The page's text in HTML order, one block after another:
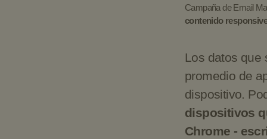
Campaña de Email
contenido
Los datos que
promedio de
dispositivo.
dispositivos
Chrome -